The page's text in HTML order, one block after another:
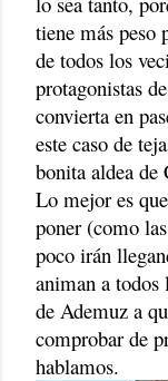
tiene más peso
de todos los
protagonistas
convierta en
este caso de
bonita aldea de
Lo mejor es
poner (como
poco irán
animan a todos
de Ademuz a
comprobar de
hablamos.